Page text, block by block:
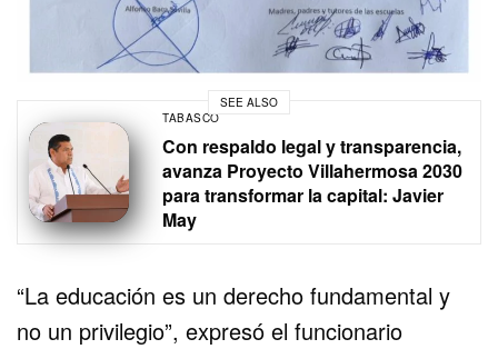
SEE ALSO
TABASCO
Con respaldo legal y transparencia,
avanza Proyecto Villahermosa 2030
para transformar la capital: Javier
May
“La educación es un derecho fundamental y
no un privilegio”, expresó el funcionario